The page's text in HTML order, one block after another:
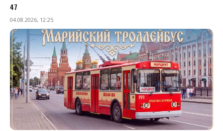
47
04.08.2026, 12:25